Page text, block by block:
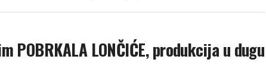
POBRKALA LONČIĆE, produkcija u dugu